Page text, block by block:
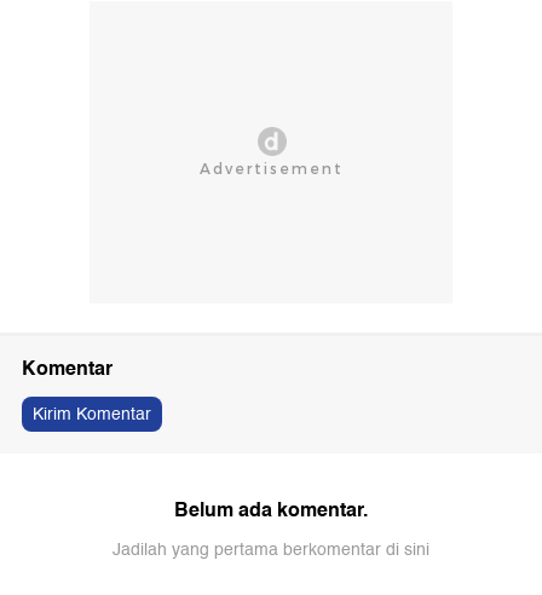
Komentar
Kirim Komentar
Belum ada komentar.
Jadilah yang pertama berkomentar di sini